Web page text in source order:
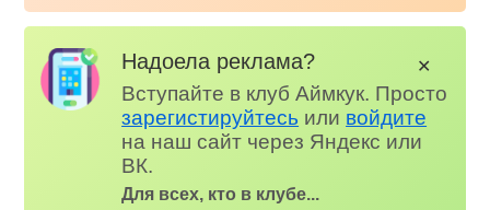
Надоела реклама?
Вступайте в клуб Аймкук. Просто
зарегистируйтесь или войдите
на наш сайт через Яндекс или
ВК.
Для всех, кто в клубе...
✕